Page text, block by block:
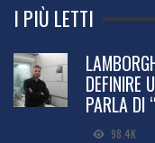
I PIÙ LETTI
DEFINIRE
PARLA DI
98.4K